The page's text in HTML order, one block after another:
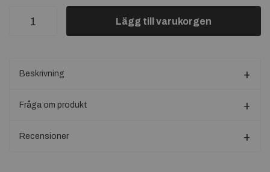
Lägg till varukorgen
Beskrivning
Fråga om produkt
Recensioner